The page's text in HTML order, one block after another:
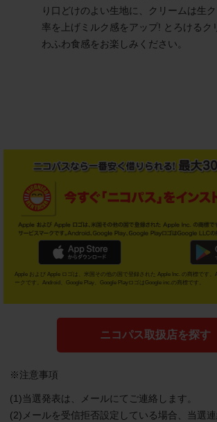
り口どけのよい生地に、クリームは生
率を上げミルク感をアップ! とろけるク
わふわ食感をお楽しみください。
Apple および Apple ロゴは、米国その他の国で登録された Apple Inc. の商標です。
ークです。Android、Google Play、Google PlayロゴはGoogle inc.の商標です。
ニコパス取扱店を探す
※注意事項
(1)当選発表は、メールにてご連絡します。
(2)メールを受信拒否設定している場合、当選